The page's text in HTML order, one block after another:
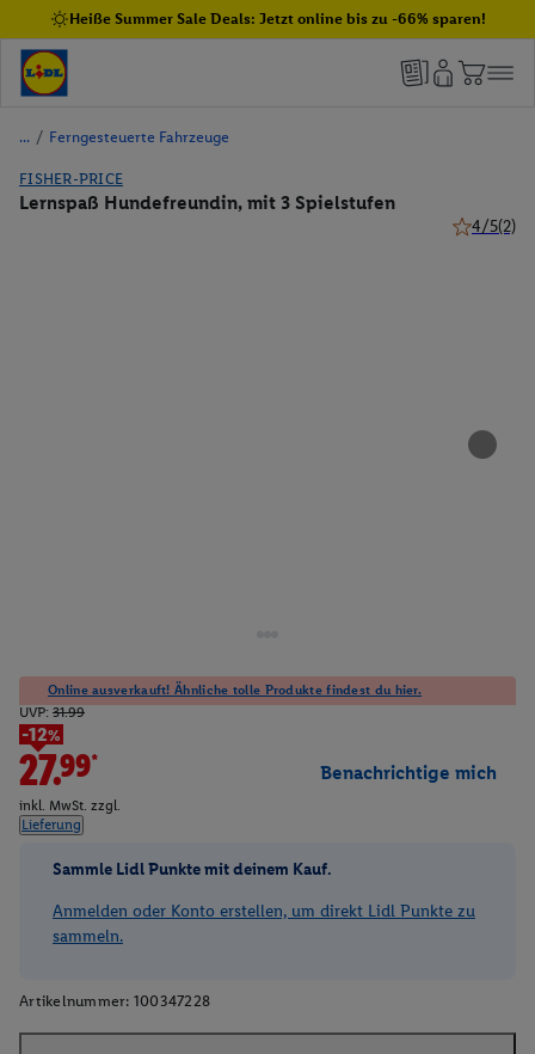
Heiße Summer Sale Deals: Jetzt online bis zu -66% sparen!
/ Ferngesteuerte Fahrzeuge
FISHER-PRICE
Lernspaß Hundefreundin, mit 3 Spielstufen
4/5(2)
Online ausverkauft! Ähnliche tolle Produkte findest du hier.
UVP: 31.99
-12%
27.99*
inkl. MwSt. zzgl.
Lieferung
Benachrichtige mich
Sammle Lidl Punkte mit deinem Kauf.
Anmelden oder Konto erstellen, um direkt Lidl Punkte zu
sammeln.
Artikelnummer: 100347228